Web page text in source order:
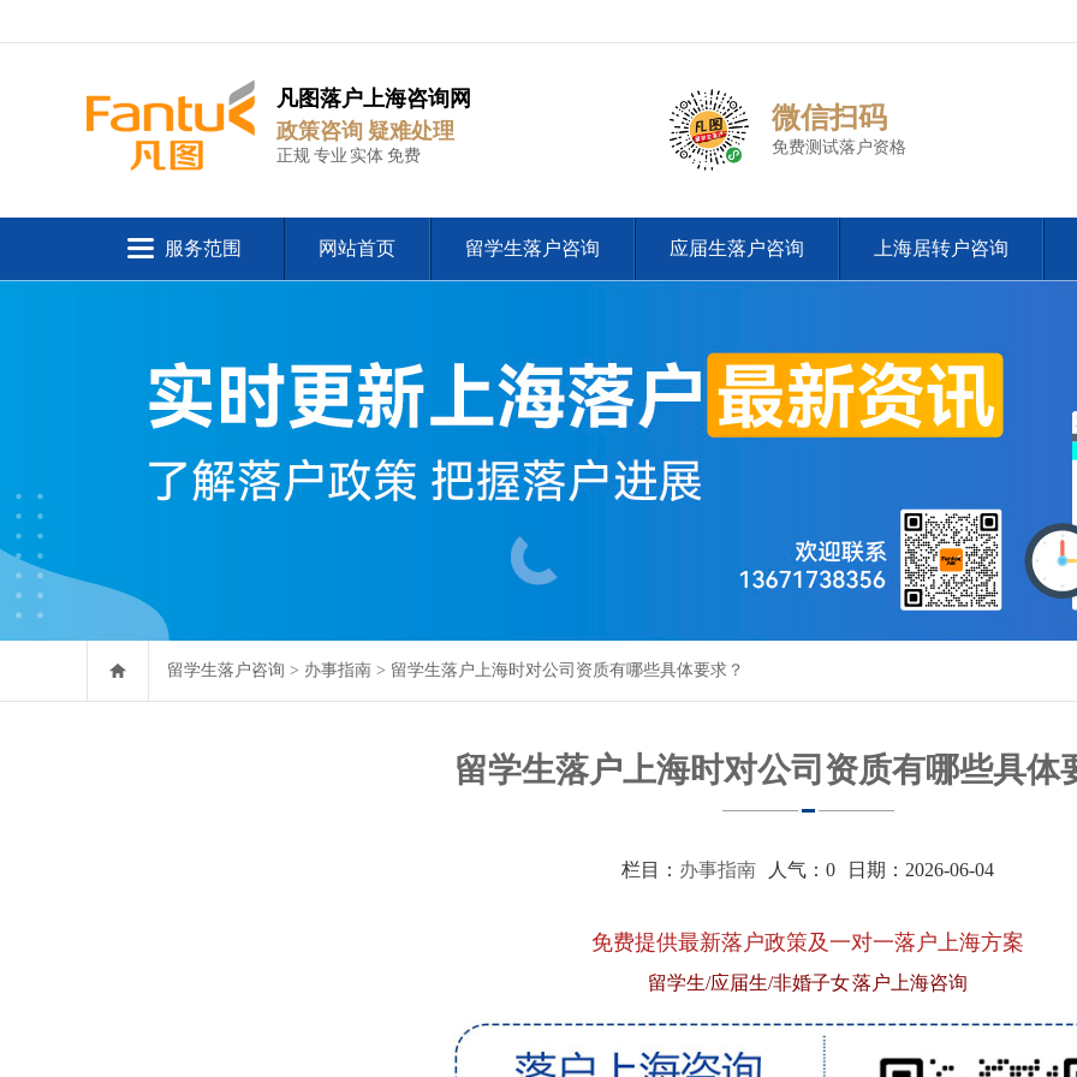
凡图落户上海咨询网
政策咨询 疑难处理
正规 专业 实体 免费
微信扫码
免费测试落户资格
服务范围 网站首页 留学生落户咨询 应届生落户咨询 上海居转户咨询
留学生落户咨询 > 办事指南 > 留学生落户上海时对公司资质有哪些具体要求？
留学生落户上海时对公司资质有哪些具体
栏目： 办事指南 人气： 0 日期：2026-06-04
免费提供最新落户政策及一对一落户上海方案
留学生/应届生/非婚子女 落户上海咨询